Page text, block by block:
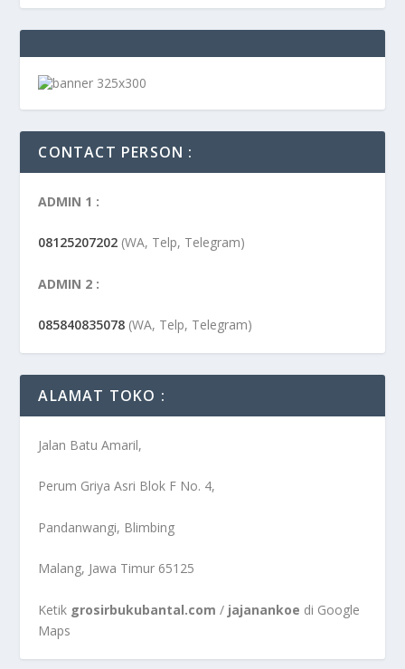
CONTACT PERSON :
ADMIN 1 :
08125207202 (WA, Telp, Telegram)
ADMIN 2 :
085840835078 (WA, Telp, Telegram)
ALAMAT TOKO :
Jalan Batu Amaril,
Perum Griya Asri Blok F No. 4,
Pandanwangi, Blimbing
Malang, Jawa Timur 65125
Ketik grosirbukubantal.com / jajanankoe di Google
Maps